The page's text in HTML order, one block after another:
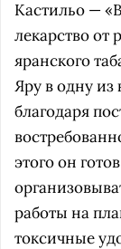
Кастильо —
лекарство от
яранского
Яру в одну
благодаря
этого он
работы на
токсичные